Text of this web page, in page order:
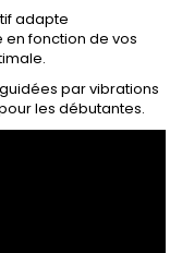
adapte
fonction de vos
par vibrations
les débutantes.